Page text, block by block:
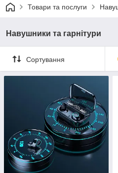
Товари та послуги
Навушники та гарнітури
Сортування